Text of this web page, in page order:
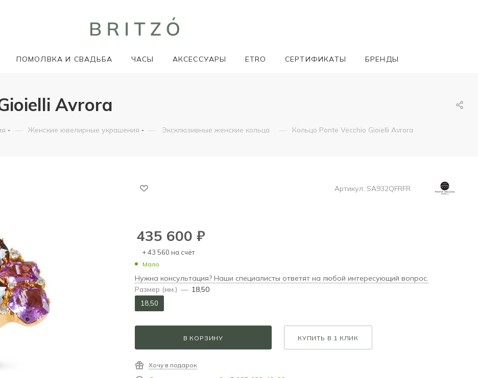
ПОМОЛВКА И СВАДЬБА ЧАСЫ АКСЕССУАРЫ ETRO СЕРТИФИКАТЫ БРЕНДЫ
Avrora
— Женские ювелирные украшения — Эксклюзивные женские кольца — Кольцо Ponte Vecchio Gioielli Avrora
Артикул: SA932QFRFR
435 600 ₽
+ 43 560 на счёт
Мало
Нужна консультация? Наши специалисты ответят на любой интересующий вопрос.
Размер (мм.) — 18,50
18,50
В КОРЗИНУ КУПИТЬ В 1 КЛИК
Хочу в подарок